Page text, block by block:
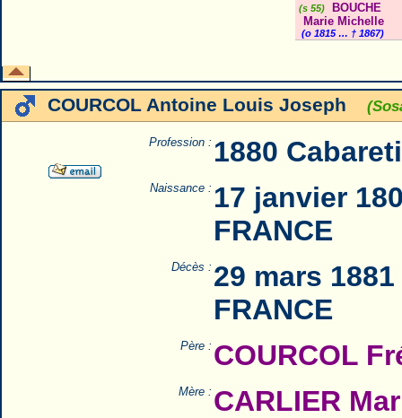
(s 55)
BOUCHE
Marie Michelle
(o 1815 … † 1867)
COURCOL Antoine Louis Joseph
Profession : 1880
Naissance : 17 janvier
FRANCE
Décès : 29 mars
FRANCE
Père : COURCOL
Mère : CARLIER